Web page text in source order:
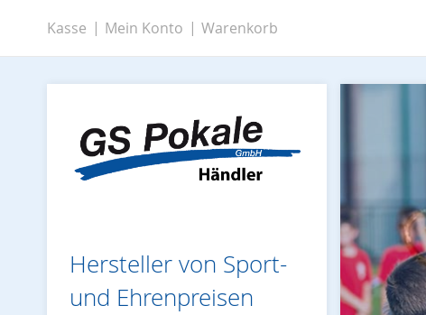
Zum
Inhalt
springen
Kasse Mein Konto Warenkorb
Hersteller von Sport-
und Ehrenpreisen